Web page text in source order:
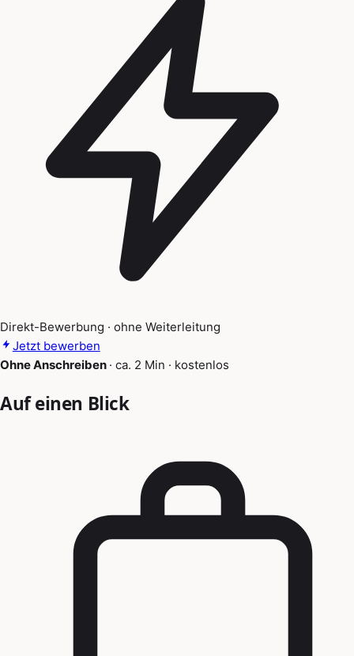
Direkt-Bewerbung · ohne Weiterleitung
Jetzt bewerben
Ohne Anschreiben · ca. 2 Min · kostenlos
Auf einen Blick